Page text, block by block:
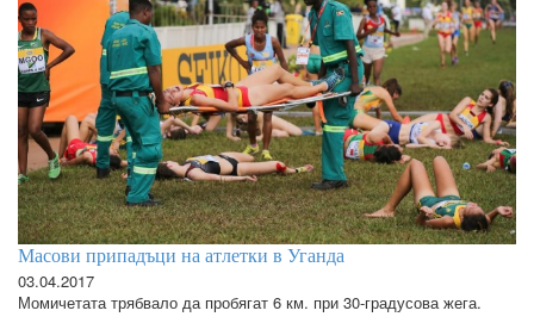
Масови припадъци на атлетки в Уганда
03.04.2017
Момичетата трябвало да пробягат 6 км. при 30-градусова жега.